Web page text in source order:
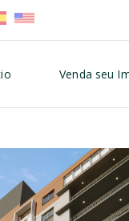
Venda seu